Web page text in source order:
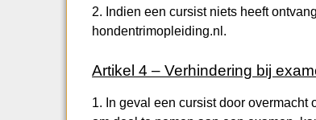
2. Indien een cursist niets heeft
hondentrimopleiding.nl.
Artikel 4 – Verhindering bij
1. In geval een cursist door